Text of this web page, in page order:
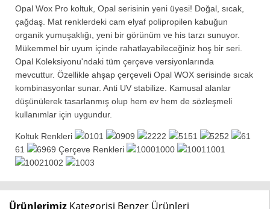
Opal Wox Pro koltuk, Opal serisinin yeni üyesi! Doğal, sıcak,
çağdaş. Mat renklerdeki cam elyaf polipropilen kabuğun
organik yumuşaklığı, yeni bir görünüm ve his tarzı sunuyor.
Mükemmel bir uyum içinde rahatlayabileceğiniz hoş bir seri.
Opal Koleksiyonu'ndaki tüm çerçeve versiyonlarında
mevcuttur. Özellikle ahşap çerçeveli Opal WOX serisinde sıcak
kombinasyonlar sunar. Anti UV stabilize. Kamusal alanlar
düşünülerek tasarlanmış olup hem ev hem de sözleşmeli
kullanımlar için uygundur.
Koltuk Renkleri 01 09 22 51
52
61
69 Çerçeve Renkleri 1000
1001
1002
Ürünlerimiz Kategorisi Benzer Ürünleri